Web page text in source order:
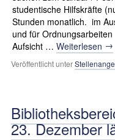
studentische Hilfskräfte
Stunden monatlich. im
und für
Aufsicht … Weiterlesen →
Veröffentlicht unter
23. Dezember